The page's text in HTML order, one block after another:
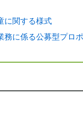
に関する様式
務に係る公募型プロ